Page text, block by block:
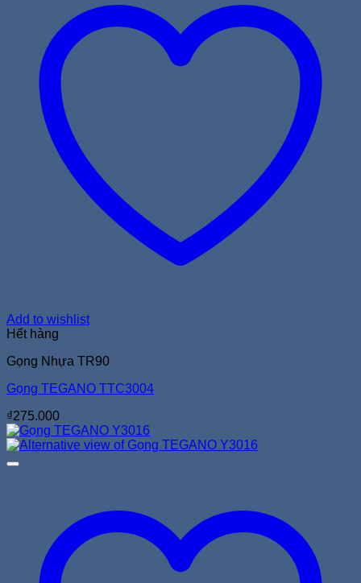
Add to wishlist
Hết hàng
Gọng Nhựa TR90
Gọng TEGANO TTC3004
₫275.000